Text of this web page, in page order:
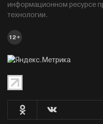
информационном ресурсе
технологии.
12+